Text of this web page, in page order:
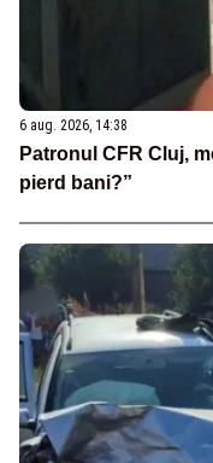
6 aug. 2026, 14:38
Patronul CFR Cluj,
pierd bani?”